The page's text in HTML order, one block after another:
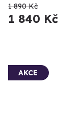
1 890 Kč
1 840 Kč
AKCE